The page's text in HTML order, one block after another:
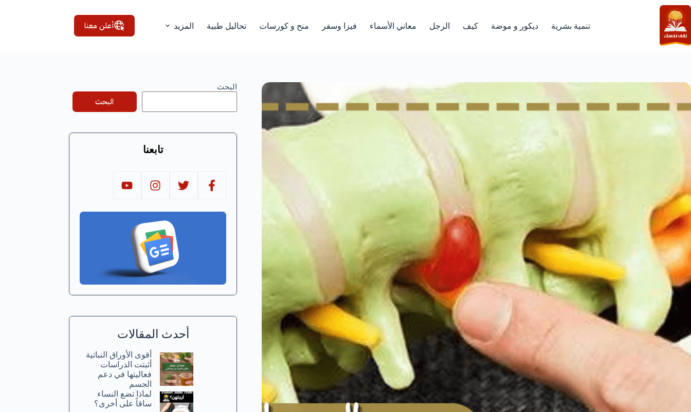
التجاوز
إلى
المحتوى
تنمية بشرية ديكور و موضة كيف الرجل معاني الأسماء فيزا وسفر منح و كورسات تحاليل طبية المزيد أعلن معنا
البحث
البحث
تابعنا
أحدث المقالات
أقوى الأوراق النباتية
أثبتت الدراسات
فعاليتها في دعم
الجسم
لماذا تضع النساء
ساقاً على أخرى؟